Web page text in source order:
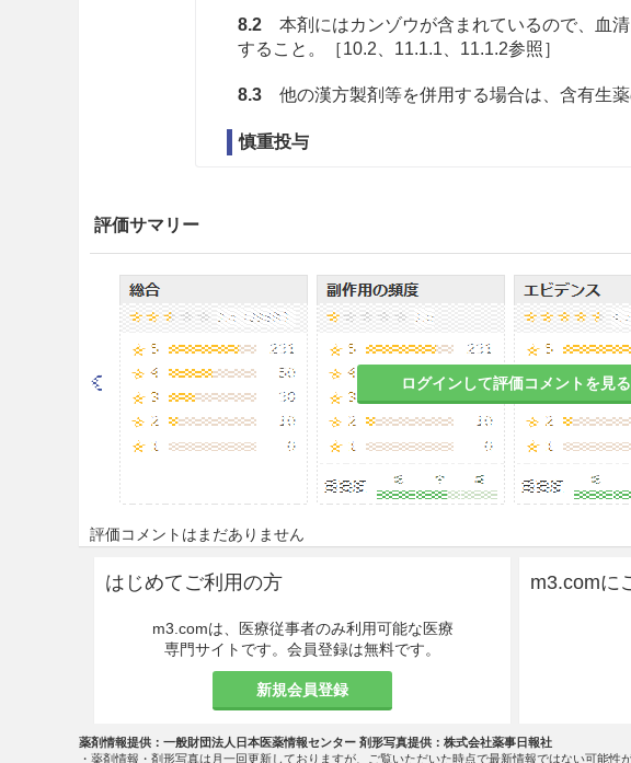
8.2本剤にはカンゾウが含まれているので、血
すること。［10.2、11.1.1、11.1.2参照］
8.3他の漢方製剤等を併用する場合は、含有生薬
慎重投与
皮膚症状が悪化するおそれがある。
9.1.2 著しく胃腸の虚弱な患者
食欲不振、胃部不快感、悪心、下痢等があらわ
9.1.3 食欲不振、悪心、嘔吐のある患者
これらの症状が悪化するおそれがある。
9.5 妊婦
妊婦又は妊娠している可能性のある女性には、
と判断される場合にのみ投与すること。
9.6 授乳婦
治療上の有益性及び母乳栄養の有益性を考慮し
こと。
9.7 小児等
評価サマリー
ログインして評価コメントを見る
評価コメントはまだありません
はじめてご利用の方
m3.comは、医療従事者のみ利用可能な医療
専門サイトです。会員登録は無料です。
新規会員登録
m3.comに
薬剤情報提供：一般財団法人日本医薬情報センター 剤形写真提供：株式会社薬事日報社
・薬剤情報・剤形写真は月一回更新しておりますが、ご覧いただいた時点で最新情報ではない可能